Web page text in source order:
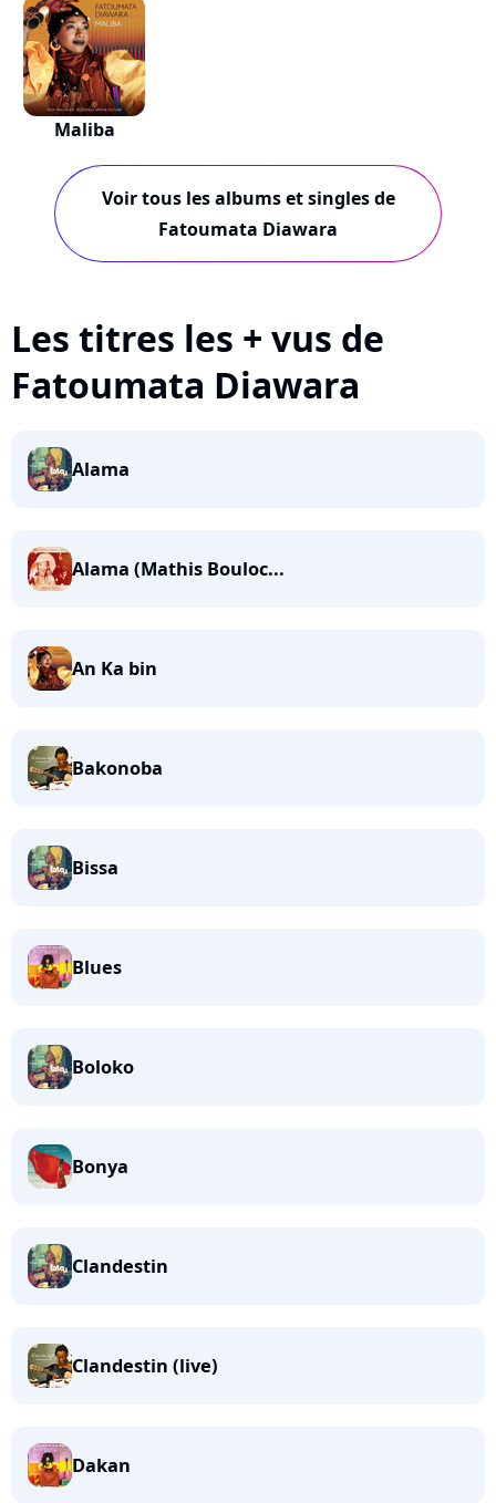
Maliba
Voir tous les albums et singles de
Fatoumata Diawara
Les titres les + vus de
Fatoumata Diawara
Alama
Alama (Mathis Bouloc...
An Ka bin
Bakonoba
Bissa
Blues
Boloko
Bonya
Clandestin
Clandestin (live)
Dakan